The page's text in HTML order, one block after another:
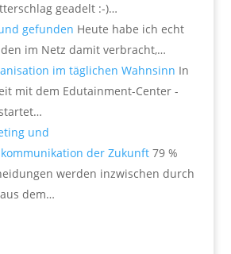
geadelt :-)…
gefunden Heute habe ich echt
im Netz damit verbracht,…
im täglichen Wahnsinn In
mit dem Edutainment-Center -
und
der Zukunft79 %
werden inzwischen durch
dem…